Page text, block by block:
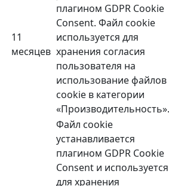
11
месяцев
плагином GDPR Cookie
Consent. Файл cookie
используется для
хранения согласия
пользователя на
использование файлов
cookie в категории
«Производительность».
Файл cookie
устанавливается
плагином GDPR Cookie
Consent и используется
для хранения